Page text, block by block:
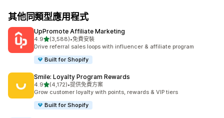
其他同類型應用程式
UpPromote Affiliate Marketing
4.9滿分 5 顆星
(3,588)
共有 3588 則評價
•免費安裝
Drive referral sales loops with influencer & affiliate program
Built for Shopify
Smile: Loyalty Program Rewards
4.9滿分 5 顆星
(4,172)
共有 4172 則評價
•提供免費方案
Grow customer loyalty with points, rewards & VIP tiers
Built for Shopify